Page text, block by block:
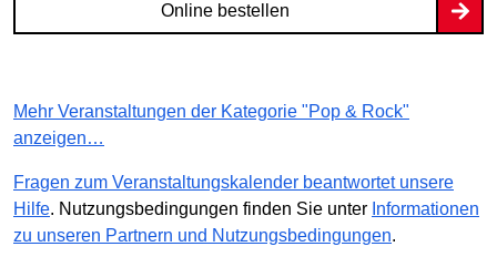
Online bestellen
Mehr Veranstaltungen der Kategorie "Pop & Rock"
anzeigen…
Fragen zum Veranstaltungskalender beantwortet unsere
Hilfe. Nutzungsbedingungen finden Sie unter Informationen
zu unseren Partnern und Nutzungsbedingungen.